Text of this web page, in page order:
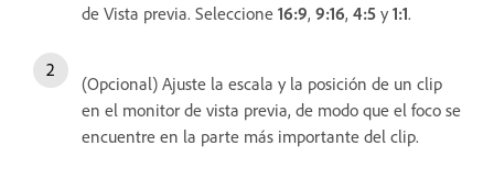
de Vista previa. Seleccione 16:9, 9:16, 4:5 y 1:1.
(Opcional) Ajuste la escala y la posición de un clip
en el monitor de vista previa, de modo que el foco se
encuentre en la parte más importante del clip.